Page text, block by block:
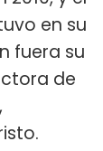
en su
fuera su
de